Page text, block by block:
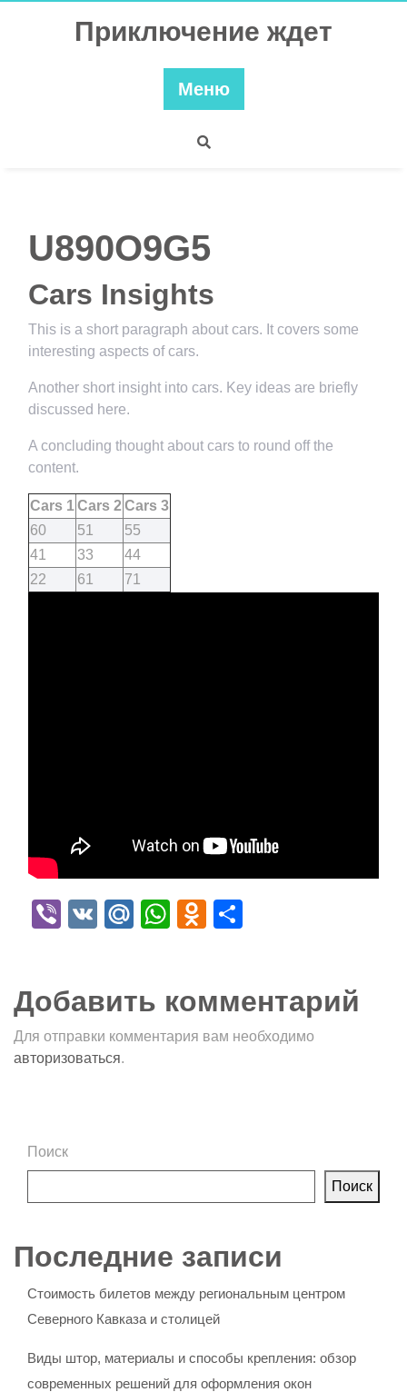
Приключение ждет
Меню
U890O9G5
Cars Insights
This is a short paragraph about cars. It covers some
interesting aspects of cars.
Another short insight into cars. Key ideas are briefly
discussed here.
A concluding thought about cars to round off the
content.
Cars 1Cars 2 Cars 3
60
51
55
41
33
44
22
61 71
Viber
VK Mail.Ru
WhatsApp
Odnoklassniki
Добавить комментарий
Для отправки комментария вам необходимо
авторизоваться.
Поиск
Поиск
Последние записи
Стоимость билетов между региональным центром
Северного Кавказа и столицей
Виды штор, материалы и способы крепления: обзор
современных решений для оформления окон